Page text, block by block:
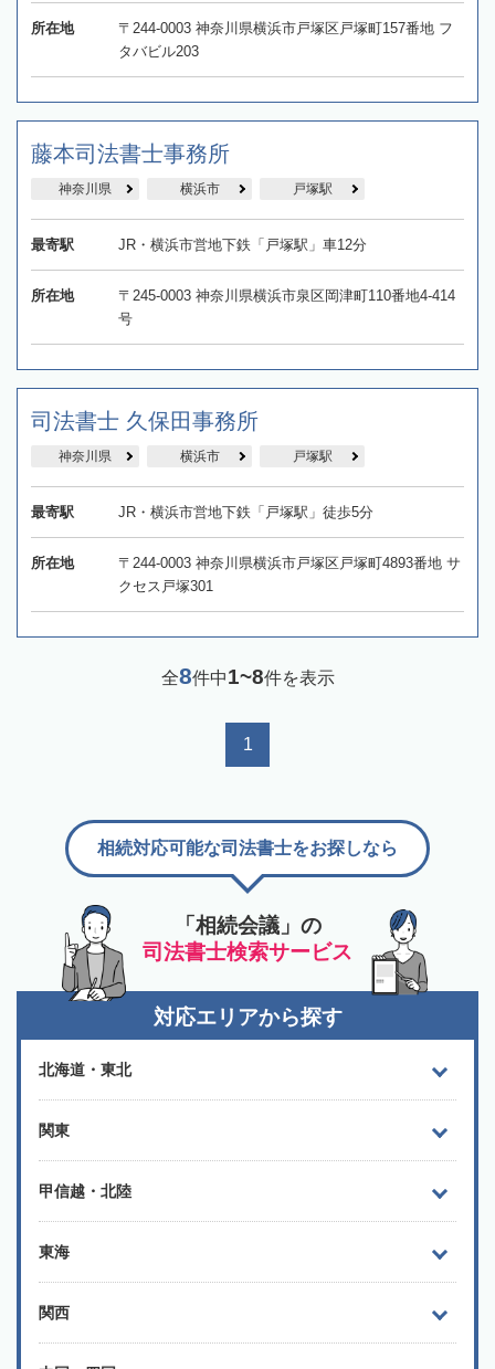
所在地
〒244-0003 神奈川県横浜市戸塚区戸塚町157番地 フ
タバビル203
藤本司法書士事務所
神奈川県 横浜市 戸塚駅
最寄駅 JR・横浜市営地下鉄「戸塚駅」車12分
所在地
〒245-0003 神奈川県横浜市泉区岡津町110番地4-414
号
司法書士 久保田事務所
神奈川県 横浜市 戸塚駅
最寄駅 JR・横浜市営地下鉄「戸塚駅」徒歩5分
所在地
〒244-0003 神奈川県横浜市戸塚区戸塚町4893番地 サ
クセス戸塚301
全8件中1~8件を表示
1
「相続会議」の
司法書士検索サービス
相続対応可能な司法書士をお探しなら
対応エリアから探す
北海道・東北
関東
甲信越・北陸
東海
関西